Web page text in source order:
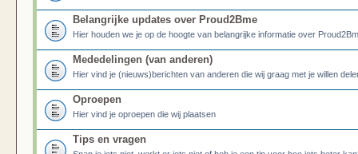
Belangrijke updates over Proud2Bme
Hier houden we je op de hoogte van belangrijke informatie over
Mededelingen (van anderen)
Hier vind je (nieuws)berichten van anderen die wij graag met je willen
Oproepen
Hier vind je oproepen die wij plaatsen
Tips en vragen